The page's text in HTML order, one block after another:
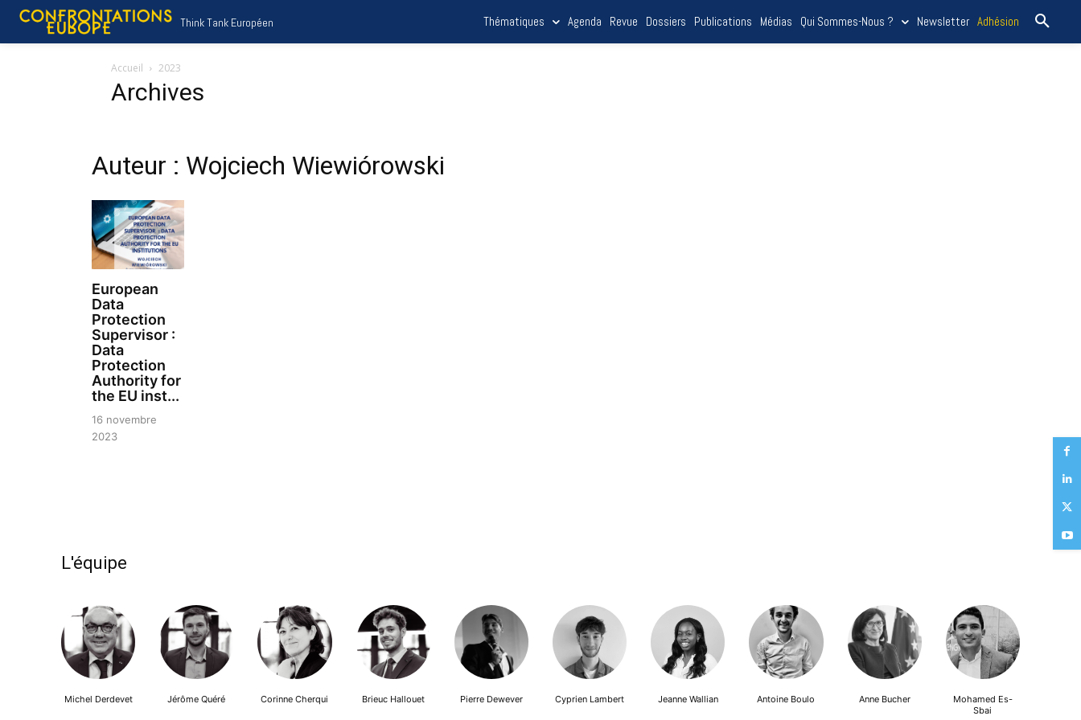
Think Tank Européen Thématiques Agenda Revue Dossiers Publications Médias Qui Sommes-Nous ? Newsletter Adhésion
Accueil 2023
Archives
Auteur : Wojciech Wiewiórowski
European
Data
Protection
Supervisor :
Data
Protection
Authority for
the EU inst...
16 novembre
2023
L'équipe
Michel Derdevet Jérôme Quéré Corinne Cherqui Brieuc Hallouet Pierre Dewever Cyprien Lambert Jeanne Wallian Antoine Boulo Anne Bucher
Mohamed Es-
Sbai